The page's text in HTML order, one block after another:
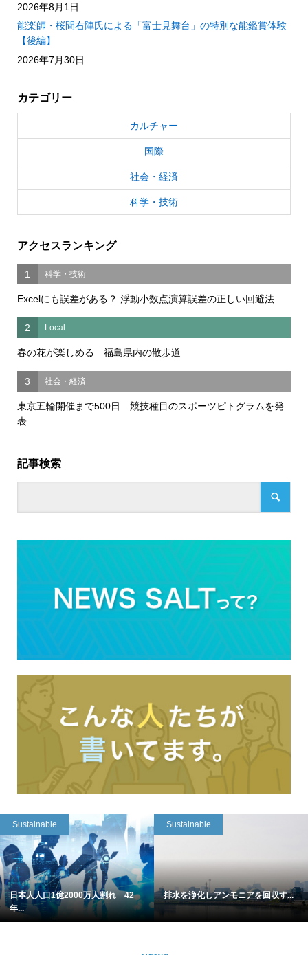
2026年8月1日
能楽師・桜間右陣氏による「富士見舞台」の特別な能鑑賞体験
【後編】
2026年7月30日
カテゴリー
カルチャー
国際
社会・経済
科学・技術
アクセスランキング
1 科学・技術
Excelにも誤差がある？ 浮動小数点演算誤差の正しい回避法
2 Local
春の花が楽しめる 福島県内の散歩道
3 社会・経済
東京五輪開催まで500日 競技種目のスポーツピトグラムを発
表
記事検索
Sustainable
日本人人口1億2000万人割れ 42
年...
Sustainable
排水を浄化しアンモニアを回収す...